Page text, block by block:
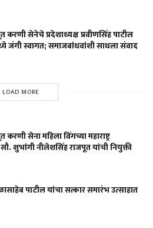
करणी सेनेचे प्रदेशाध्यक्ष प्रवीणसिंह पाटील
जंगी स्वागत; समाजबांधवांशी साधला संवाद
LOAD MORE
करणी सेना महिला विंगच्या महाराष्ट्र
सौ. शुभांगी नीलेशसिंह राजपूत यांची नियुक्ती
पाटील यांचा सत्कार समारंभ उत्साहात